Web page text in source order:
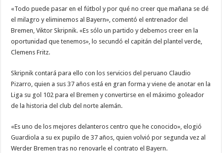
«Todo puede pasar en elfútbol y por qué no creer que mañana se dé
el milagro y eliminemos al Bayern», comentó el entrenador del
Bremen, Viktor Skripnik. «Es sólo un partido y debemos creer en la
oportunidad que tenemos», lo secundó el capitán del plantel verde,
Clemens Fritz.
Skripnik contará para ello con los servicios del peruano Claudio
Pizarro, quien a sus 37 años está en gran forma y viene de anotar en la
Liga su gol 102 para el Bremen y convertirse en el máximo goleador
de la historia del club del norte alemán.
«Es uno de los mejores delanteros centro que he conocido», elogió
Guardiola a su ex pupilo de 37 años, quien volvió por segunda vez al
Werder Bremen tras no renovarle el contrato el Bayern.